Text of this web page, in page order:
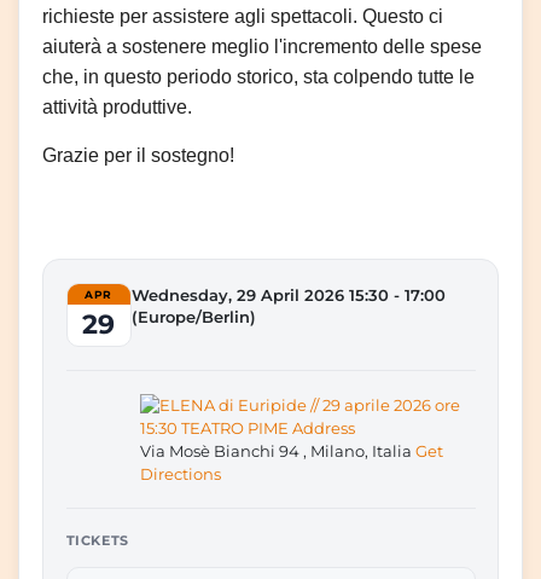
richieste per assistere agli spettacoli. Questo ci
aiuterà a sostenere meglio l'incremento delle spese
che, in questo periodo storico, sta colpendo tutte le
attività produttive.
Grazie per il sostegno!
TICKETS
Via Mosè Bianchi 94 , Milano, Italia Get
Directions
APR
29
Wednesday, 29 April 2026 15:30 - 17:00
(Europe/Berlin)